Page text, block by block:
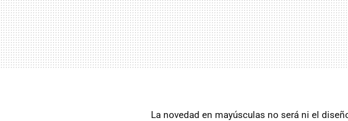
La novedad en mayúsculas no será ni el